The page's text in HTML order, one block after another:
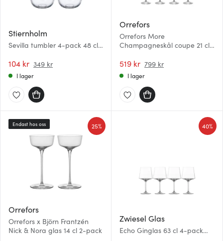
Stiernholm
Sevilla tumbler 4-pack 48 cl
104 kr 349 kr
I lager
Orrefors
Orrefors More
Champagneskål coupe 21 cl
519 kr 799 kr
I lager
Orrefors
Orrefors x Björn Frantzén
Nick & Nora glas 14 cl 2-pack
25%
Endast hos oss
Zwiesel Glas
Echo Ginglas 63 cl 4-pack
40%